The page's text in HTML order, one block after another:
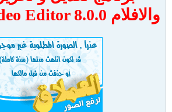
والافلام GiliSoft Video Editor 8.0.0